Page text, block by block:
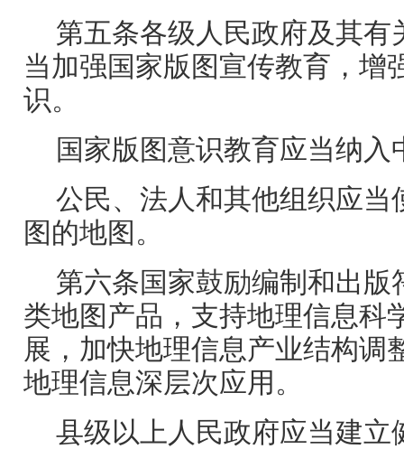
第五条各级人民政府及其有
当加强国家版图宣传教育，增
识。
国家版图意识教育应当纳入
公民、法人和其他组织应当
图的地图。
第六条国家鼓励编制和出版
类地图产品，支持地理信息科
展，加快地理信息产业结构调
地理信息深层次应用。
县级以上人民政府应当建立